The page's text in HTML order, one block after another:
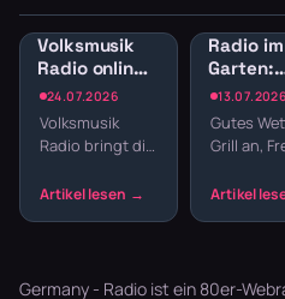
24.07.2026
Volksmusik
Radio online:
Traditionelle
Klänge und
Blasmusik
Volksmusik
Radio bringt dir
ins
Blaskapellen.
13.07.2026
Radio im
Garten:
Sender
und
Grillabend
Gutes
Grill an,
noch die
Garten
Germany - Radio ist ein 80er-